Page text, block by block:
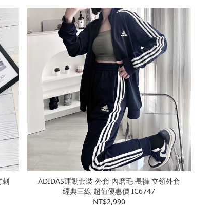
ADIDAS運動套裝 外套 內磨毛 長褲 立領外套
經典三線 超值優惠價 IC6747
NT$2,990